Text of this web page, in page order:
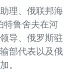
理、俄联邦海
特鲁舍夫在河
导、俄罗斯驻
部代表以及俄
。